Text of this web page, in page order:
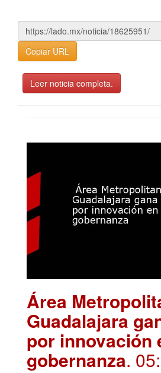
Copiar URL
Leer noticia completa.
Área
Guadalajara
por innovación
gobernanza.